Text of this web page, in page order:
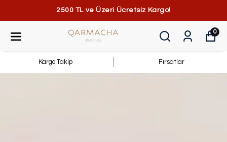
2500 TL ve Üzeri Ücretsiz Kargo!
0
Kargo Takip Fırsatlar